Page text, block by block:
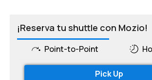
¡Reserva tu shuttle con Mozio!
Point-to-Point
Pick Up